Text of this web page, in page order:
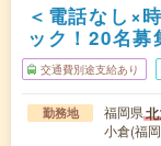
＜電話なし×
ック！20名募
交通費別途支給あり
勤務地 福岡県
小倉(福